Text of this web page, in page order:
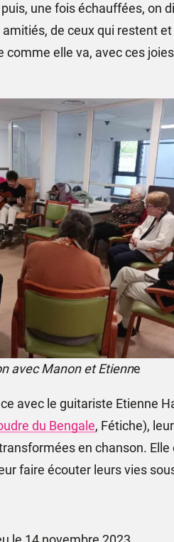
une fois échauffées, on
de ceux qui restent
comme elle va, avec ces
avec Manon et Etienne
avec le guitariste Etienne
du Bengale, Fétiche),
en chanson. Elle
faire écouter leurs vies